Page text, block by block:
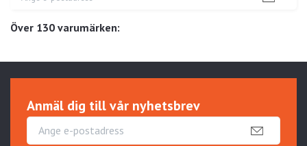
Över 130 varumärken:
Anmäl dig till vår nyhetsbrev